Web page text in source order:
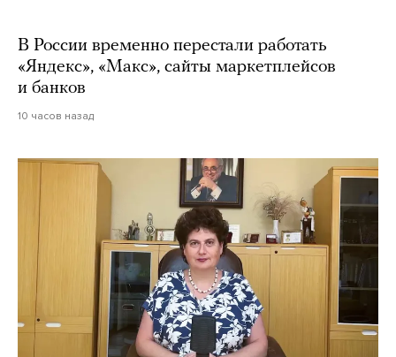
В России временно перестали работать
«Яндекс», «Макс», сайты маркетплейсов
и банков
10 часов назад